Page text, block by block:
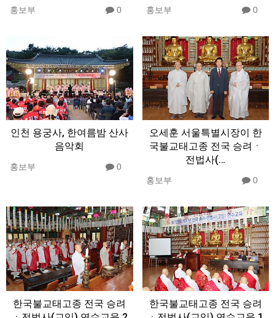
홍보부 0 홍보부 0
인천 용궁사, 한여름밤 산사
음악회
홍보부 0
오세훈 서울특별시장이 한
국불교태고종 전국 승려ㆍ
전법사(…
홍보부 0
한국불교태고종 전국 승려
한국불교태고종 전국 승려